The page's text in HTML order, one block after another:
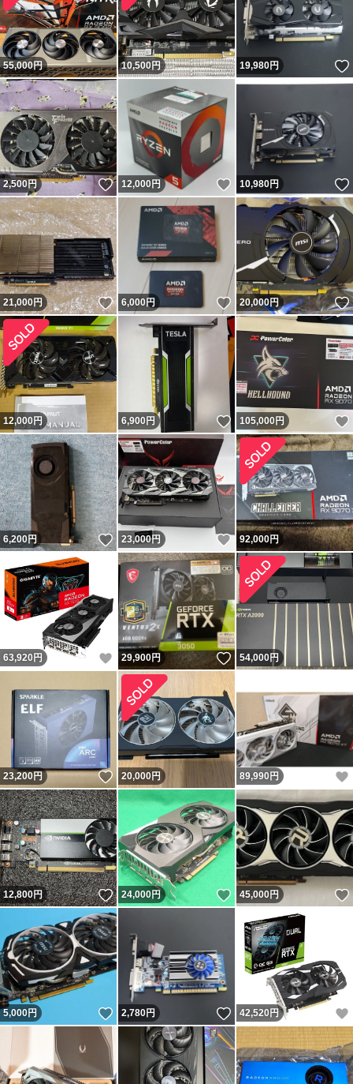
55,000円 10,500円 19,980円
2,500円 いいね！
12,000円 いいね！
10,980円
21,000円 いいね！
6,000円 いいね！
20,000円
12,000円 6,900円 いいね！
105,000円
6,200円 いいね！
23,000円 いいね！
92,000円
63,920 円 いいね！
29,900円 いいね！
54,000円
23,200円 いいね！
20,000円 89,990 円
12,800円 いいね！
24,000円 いいね！
45,000円
5,000円 いいね！
2,780円 いいね！
42,520 円